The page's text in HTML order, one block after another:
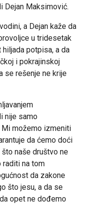
Dejan Maksimović.
a Dejan kaže da
u tridesetak
potpisa, a da
i pokrajinskoj
se rešenje ne krije
nije samo
možemo izmeniti
da ćemo doći
naše društvo ne
raditi na tom
da zakone
što jesu, a da se
opet ne dođemo